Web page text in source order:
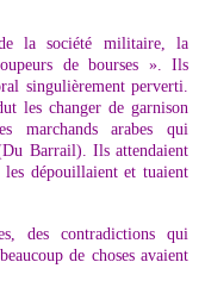
la société militaire, la
de bourses ». Ils
singulièrement perverti.
les changer de garnison
marchands arabes qui
Barrail). Ils attendaient
dépouillaient et tuaient
des contradictions qui
de choses avaient